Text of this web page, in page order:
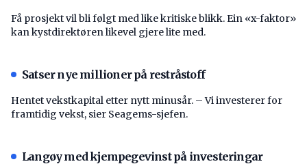
Få prosjekt vil bli følgt med like kritiske blikk. Ein «x-faktor»
kan kystdirektøren likevel gjere lite med.
Satser nye millioner på restråstoff
Hentet vekstkapital etter nytt minusår. – Vi investerer for
framtidig vekst, sier Seagems-sjefen.
Langøy med kjempegevinst på investeringar